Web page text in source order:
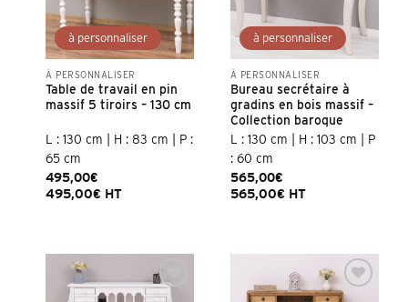
À PERSONNALISER
Table de travail en pin
massif 5 tiroirs – 130 cm
L : 130 cm | H : 83 cm | P :
65 cm
495,00€
495,00€ HT
À PERSONNALISER
Bureau secrétaire à
gradins en bois massif –
Collection baroque
L : 130 cm | H : 103 cm | P
: 60 cm
565,00€
565,00€ HT